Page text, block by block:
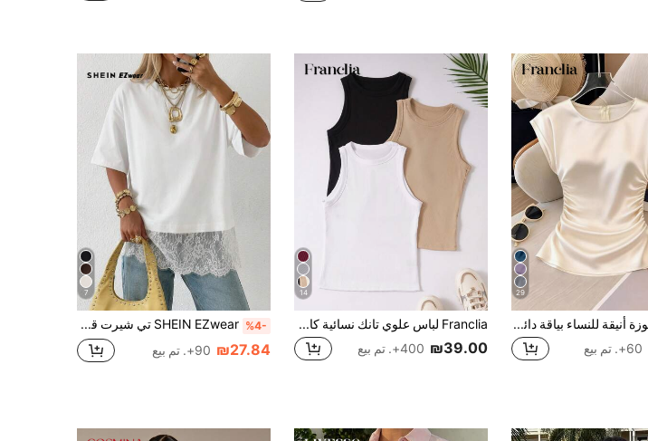
29
Franclia بلوزة أنيقة للنساء بياقة دائرية وخصر مشدود وكشكشة وأكمام قصيرة متعددة الاستخدامات باللون الخوخي الفاتح
60+. تم بيع
14
Franclia لباس علوي تانك نسائية كاجوال برقبة دائرية بلون سادة
₪39.00 400+. تم بيع
7
%4- SHEIN EZwear تي شيرت قصير الأكمام للنساء بلون أحادي وياقة مستديرة، متعدد الاستخدامات للارتداء اليومي
₪27.84 90+. تم بيع